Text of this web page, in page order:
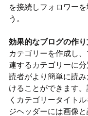
を接続しフォロワーを
う。
効果的なブログの作り
カテゴリーを作成し
連するカテゴリーに分
読者がより簡単に読
けることができます。
くカテゴリータイト
ジヘッダーには画像